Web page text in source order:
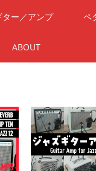
ター／アンプ ペ
ABOUT